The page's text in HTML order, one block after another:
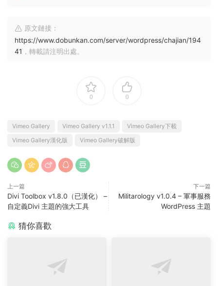
原文鏈接：
https://www.dobunkan.com/server/wordpress/chajian/194
41 ，轉載請注明出處。
0 0
Vimeo Gallery Vimeo Gallery v1.1.1
Vimeo Gallery下載
Vimeo Gallery漢化版
Vimeo Gallery破解版
上一篇
Divi Toolbox v1.8.0（已漢化） –
自定義Divi 主題的強大工具
下一篇
Militarology v1.0.4 – 軍事服務
WordPress 主題
猜你喜歡